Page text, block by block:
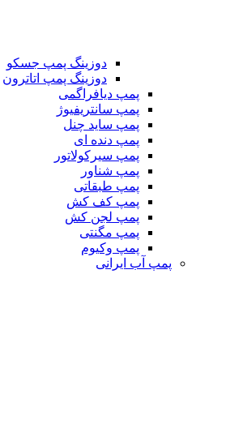
دوزینگ پمپ جسکو
دوزینگ پمپ اتاترون
پمپ دیافراگمی
پمپ سانتریفیوژ
پمپ ساید چنل
پمپ دنده ای
پمپ سیرکولاتور
پمپ شناور
پمپ طبقاتی
پمپ کف کش
پمپ لجن کش
پمپ مگنتی
پمپ وکیوم
پمپ آب ایرانی